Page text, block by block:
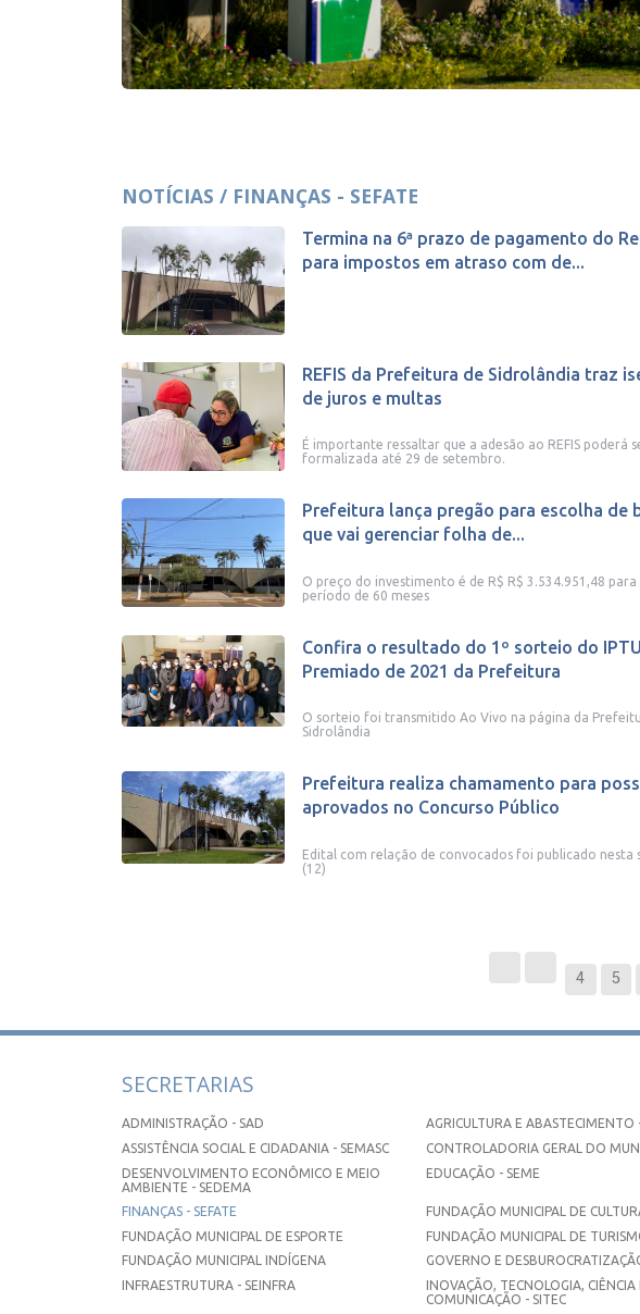
NOTÍCIAS / FINANÇAS - SEFATE
Termina na 6ª prazo de pagamento do
para impostos em atraso com de...
REFIS da Prefeitura de Sidrolândia traz
de juros e multas
É importante ressaltar que a adesão ao REFIS poderá
formalizada até 29 de setembro.
Prefeitura lança pregão para escolha de
que vai gerenciar folha de...
O preço do investimento é de R$ R$ 3.534.951,48 para
período de 60 meses
Confira o resultado do 1º sorteio do IPTU
Premiado de 2021 da Prefeitura
O sorteio foi transmitido Ao Vivo na página da
Sidrolândia
Prefeitura realiza chamamento para
aprovados no Concurso Público
Edital com relação de convocados foi publicado nesta
(12)
4 5
SECRETARIAS
ADMINISTRAÇÃO - SAD
AGRICULTURA E ABASTECIMENTO
ASSISTÊNCIA SOCIAL E CIDADANIA - SEMASC
CONTROLADORIA GERAL DO
DESENVOLVIMENTO ECONÔMICO E MEIO
AMBIENTE - SEDEMA
EDUCAÇÃO - SEME
FINANÇAS - SEFATE
FUNDAÇÃO MUNICIPAL DE
FUNDAÇÃO MUNICIPAL DE ESPORTE
FUNDAÇÃO MUNICIPAL DE
FUNDAÇÃO MUNICIPAL INDÍGENA
GOVERNO E
INFRAESTRUTURA - SEINFRA
INOVAÇÃO, TECNOLOGIA, CIÊNCIA
COMUNICAÇÃO - SITEC